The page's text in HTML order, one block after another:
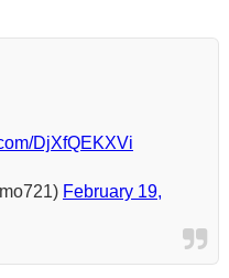
DjXfQEKXVi
February 19,